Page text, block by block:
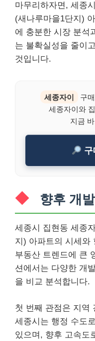
마무리하자면, 세종
(새나루마을1단지)
에 충분한 시장 분석
는 불확실성을 줄이
것입니다.
세종자이
구
세종자이와
지금
향후 개
세종시 집현동 세종
지) 아파트의 시세와
부동산 트렌드에 큰
션에서는 다양한 개
을 비교 분석합니다.
첫 번째 관점은 지역
세종시는 행정 수도
있으며, 향후 고속도